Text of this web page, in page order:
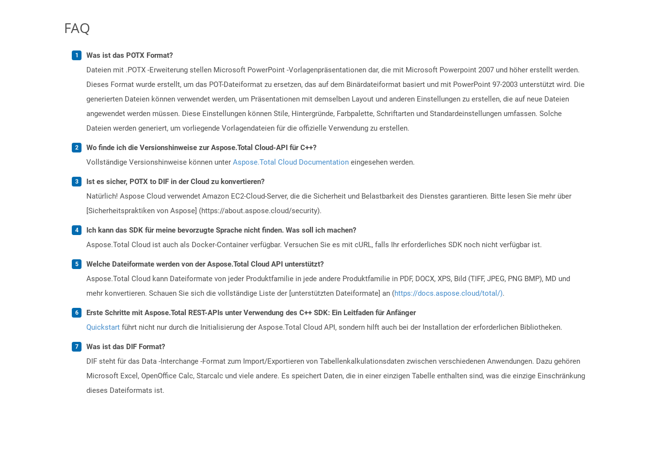
FAQ
Was ist das POTX Format?
Dateien mit .POTX -Erweiterung stellen Microsoft PowerPoint -Vorlagenpräsentationen dar, die mit Microsoft Powerpoint 2007 und höher erstellt werden.
Dieses Format wurde erstellt, um das POT-Dateiformat zu ersetzen, das auf dem Binärdateiformat basiert und mit PowerPoint 97-2003 unterstützt wird. Die
generierten Dateien können verwendet werden, um Präsentationen mit demselben Layout und anderen Einstellungen zu erstellen, die auf neue Dateien
angewendet werden müssen. Diese Einstellungen können Stile, Hintergründe, Farbpalette, Schriftarten und Standardeinstellungen umfassen. Solche
Dateien werden generiert, um vorliegende Vorlagendateien für die offizielle Verwendung zu erstellen.
Wo finde ich die Versionshinweise zur Aspose.Total Cloud-API für C++?
Vollständige Versionshinweise können unter Aspose.Total Cloud Documentation eingesehen werden.
Ist es sicher, POTX to DIF in der Cloud zu konvertieren?
Natürlich! Aspose Cloud verwendet Amazon EC2-Cloud-Server, die die Sicherheit und Belastbarkeit des Dienstes garantieren. Bitte lesen Sie mehr über
[Sicherheitspraktiken von Aspose] (https://about.aspose.cloud/security).
Ich kann das SDK für meine bevorzugte Sprache nicht finden. Was soll ich machen?
Aspose.Total Cloud ist auch als Docker-Container verfügbar. Versuchen Sie es mit cURL, falls Ihr erforderliches SDK noch nicht verfügbar ist.
Welche Dateiformate werden von der Aspose.Total Cloud API unterstützt?
Aspose.Total Cloud kann Dateiformate von jeder Produktfamilie in jede andere Produktfamilie in PDF, DOCX, XPS, Bild (TIFF, JPEG, PNG BMP), MD und
mehr konvertieren. Schauen Sie sich die vollständige Liste der [unterstützten Dateiformate] an (https://docs.aspose.cloud/total/).
Erste Schritte mit Aspose.Total REST-APIs unter Verwendung des C++ SDK: Ein Leitfaden für Anfänger
Quickstart führt nicht nur durch die Initialisierung der Aspose.Total Cloud API, sondern hilft auch bei der Installation der erforderlichen Bibliotheken.
Was ist das DIF Format?
DIF steht für das Data -Interchange -Format zum Import/Exportieren von Tabellenkalkulationsdaten zwischen verschiedenen Anwendungen. Dazu gehören
Microsoft Excel, OpenOffice Calc, Starcalc und viele andere. Es speichert Daten, die in einer einzigen Tabelle enthalten sind, was die einzige Einschränkung
dieses Dateiformats ist.